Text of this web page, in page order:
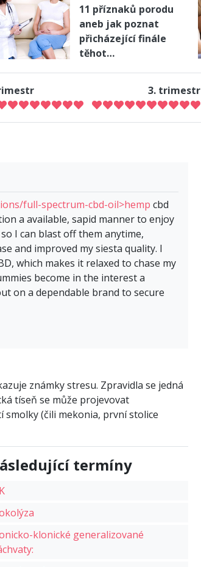
11 příznaků porodu
aneb jak poznat
přicházející finále
těhot…
3. trimestr
full-spectrum-cbd-oil>hemp cbd
a available, sapid manner to enjoy
I can blast off them anytime,
and improved my siesta quality. I
which makes it relaxed to chase my
become in the interest a
on a dependable brand to secure
známky stresu. Zpravidla se jedná
tíseň se může projevovat
(čili mekonia, první stolice
termíny
klonické generalizované